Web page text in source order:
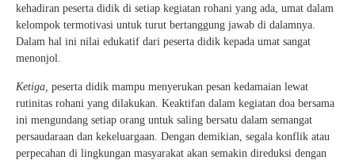
kehadiran peserta didik di setiap kegiatan rohani yang ada, umat dalam
kelompok termotivasi untuk turut bertanggung jawab di dalamnya.
Dalam hal ini nilai edukatif dari peserta didik kepada umat sangat
menonjol.
Ketiga, peserta didik mampu menyerukan pesan kedamaian lewat
rutinitas rohani yang dilakukan. Keaktifan dalam kegiatan doa bersama
ini mengundang setiap orang untuk saling bersatu dalam semangat
persaudaraan dan kekeluargaan. Dengan demikian, segala konflik atau
perpecahan di lingkungan masyarakat akan semakin direduksi dengan